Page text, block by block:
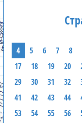
4 5 6 7 8
17
18 19 20
29
30 31 32
41
42 43 44
53
54 55 56